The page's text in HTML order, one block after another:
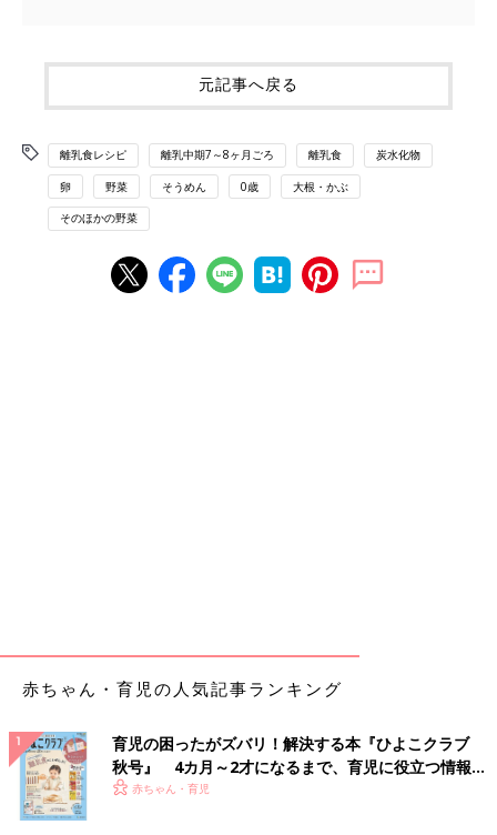
元記事へ戻る
離乳食レシピ 離乳中期7～8ヶ月ごろ 離乳食 炭水化物
卵 野菜 そうめん 0歳 大根・かぶ
そのほかの野菜
赤ちゃん・育児の人気記事ランキング
育児の困ったがズバリ！解決する本『ひよこクラブ
秋号』 4カ月～2才になるまで、育児に役立つ情報が
いっぱい！
赤ちゃん・育児